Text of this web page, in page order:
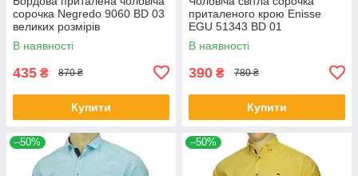
сорочка Negredo 9060 BD 03
великих розмірів
В наявності
435 ₴ 870 ₴
Купити
приталеного крою Еnisse
EGU 51343 BD 01
В наявності
390 ₴ 780 ₴
Купити
–50% –50%